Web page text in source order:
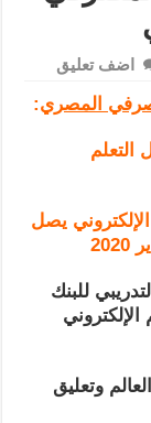
اضف تعليق
المصري:
التعلم
يصل
للبنك
وتعليق